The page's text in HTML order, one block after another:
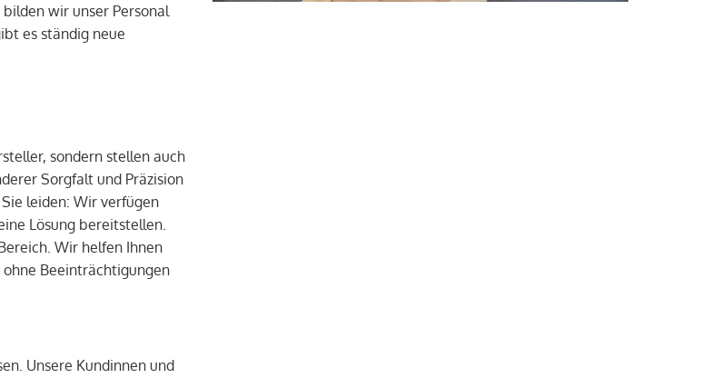
wir unser Personal
es ständig neue
sondern stellen auch
Sorgfalt und Präzision
leiden: Wir verfügen
Lösung bereitstellen.
Wir helfen Ihnen
Beeinträchtigungen
Unsere Kundinnen und